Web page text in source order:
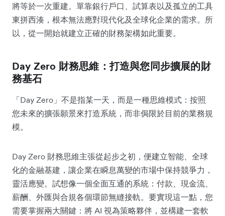
將等於一次重建。單靠銀行戶口、試算表以及孤立的工具
東拼西湊，根本無法應對現代化及全球化企業的需求。所
以，從一開始就建立正確的財務架構如此重要。
Day Zero 財務思維：打造與您同步擴展的財
務基石
「Day Zero」不是指某一天，而是一種思維模式：按照
您未來的擴張願景來打造系統，而非侷限於目前的業務規
模。
Day Zero 財務思維主張從起步之初，便建立智能、全球
化的金融基建，讓企業在瞬息萬變的市場中保持競爭力，
靈活應變。試想像一個全面互通的系統：付款、現金流、
薪酬、外匯與合規各個環節無縫接軌。要實現這一點，您
需要掌握兩大關鍵：將 AI 視為策略夥伴，並構建一套軟